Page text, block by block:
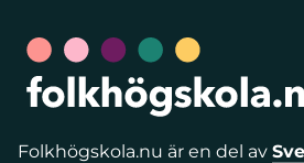
Folkhögskola.nu är en del av